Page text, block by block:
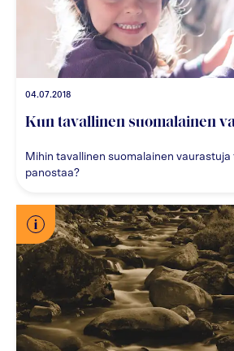
04.07.2018
Kun tavallinen suomalainen
Mihin tavallinen suomalainen vaurastuja
panostaa?